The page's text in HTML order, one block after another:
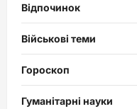
Відпочинок
Військові теми
Гороскоп
Гуманітарні науки